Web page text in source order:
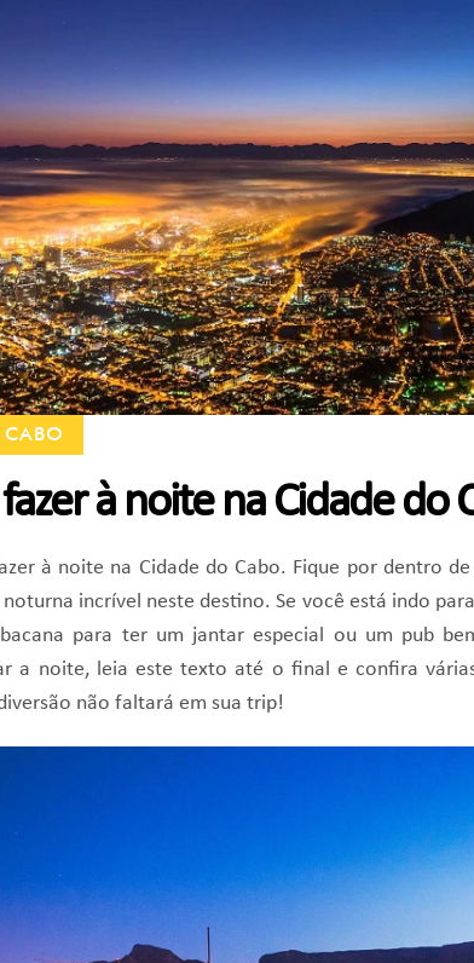
à noite na Cidade do
à noite na Cidade do Cabo. Fique por dentro
incrível neste destino. Se você está indo
para ter um jantar especial ou um pub
a noite, leia este texto até o final e confira
não faltará em sua trip!